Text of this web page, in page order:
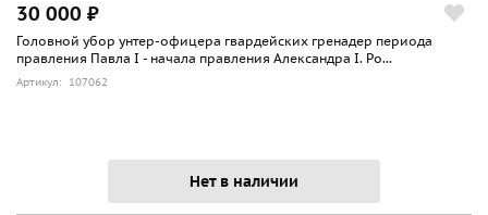
30 000 ₽
Головной убор унтер-офицера гвардейских гренадер периода
правления Павла I - начала правления Александра I. Ро...
Артикул: 107062
Нет в наличии